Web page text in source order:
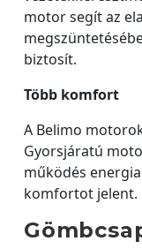
motor segít az
biztosít.
Több komfort
A Belimo
Gyorsjáratú
működés
komfortot jelent.